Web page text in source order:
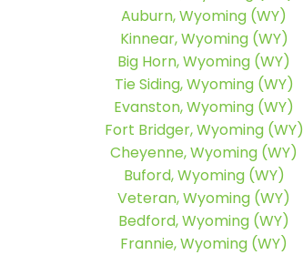
Auburn, Wyoming (WY)
Kinnear, Wyoming (WY)
Big Horn, Wyoming (WY)
Tie Siding, Wyoming (WY)
Evanston, Wyoming (WY)
Fort Bridger, Wyoming (WY)
Cheyenne, Wyoming (WY)
Buford, Wyoming (WY)
Veteran, Wyoming (WY)
Bedford, Wyoming (WY)
Frannie, Wyoming (WY)